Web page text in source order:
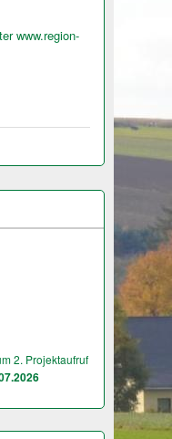
www.region-
2. Projektaufruf